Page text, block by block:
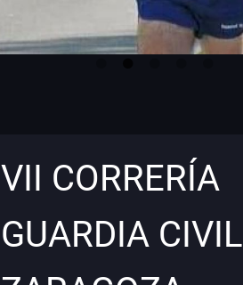
VII CORRERÍA
GUARDIA CIVIL